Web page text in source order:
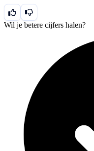
Wil je betere cijfers halen?